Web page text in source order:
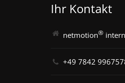
Ihr Kontakt
netmotion®
+49 7842